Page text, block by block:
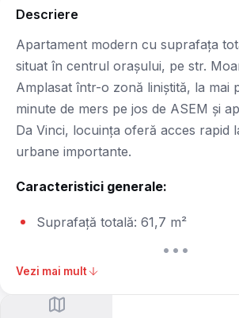
Descriere
Apartament modern cu suprafața
situat în centrul orașului, pe str.
Amplasat într-o zonă liniștită, la mai
minute de mers pe jos de ASEM și
Da Vinci, locuința oferă acces rapid
urbane importante.
Caracteristici generale:
Suprafață totală: 61,7 m²
Fond locativ: construcții existente
Stare: finisaje moderne
•••
Vezi mai mult